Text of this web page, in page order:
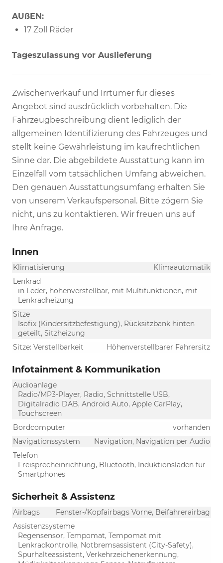
AUßEN:
17 Zoll Räder
Tageszulassung vor Auslieferung
Zwischenverkauf und Irrtümer für dieses
Angebot sind ausdrücklich vorbehalten. Die
Fahrzeugbeschreibung dient lediglich der
allgemeinen Identifizierung des Fahrzeuges und
stellt keine Gewährleistung im kaufrechtlichen
Sinne dar. Die abgebildete Ausstattung kann im
Einzelfall vom tatsächlichen Umfang abweichen.
Den genauen Ausstattungsumfang erhalten Sie
von unserem Verkaufspersonal. Bitte zögern Sie
nicht, uns zu kontaktieren. Wir freuen uns auf
Ihre Anfrage.
Innen
Klimatisierung
Klimaautomatik
Lenkrad
in Leder, höhenverstellbar, mit Multifunktionen, mit
Lenkradheizung
Sitze
Isofix (Kindersitzbefestigung), Rücksitzbank hinten
geteilt, Sitzheizung
Sitze: Verstellbarkeit
Höhenverstellbarer Fahrersitz
Infotainment & Kommunikation
Audioanlage
Radio/MP3-Player, Radio, Schnittstelle USB,
Digitalradio DAB, Android Auto, Apple CarPlay,
Touchscreen
Bordcomputer
vorhanden
Navigationssystem
Navigation, Navigation per Audio
Telefon
Freisprecheinrichtung, Bluetooth, Induktionsladen für
Smartphones
Sicherheit & Assistenz
Airbags
Fenster-/Kopfairbags Vorne, Beifahrerairbag
Assistenzsysteme
Regensensor, Tempomat, Tempomat mit
Lenkradkontrolle, Notbremsassistent (City-Safety),
Spurhalteassistent, Verkehrzeichenerkennung,